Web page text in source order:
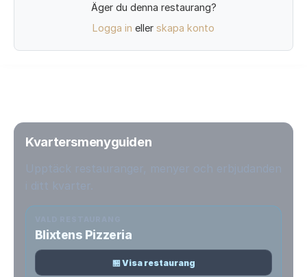
Äger du denna restaurang?
Logga in eller skapa konto
Kvartersmenyguiden
Blixtens Pizzeria
🏪 Visa restaurang